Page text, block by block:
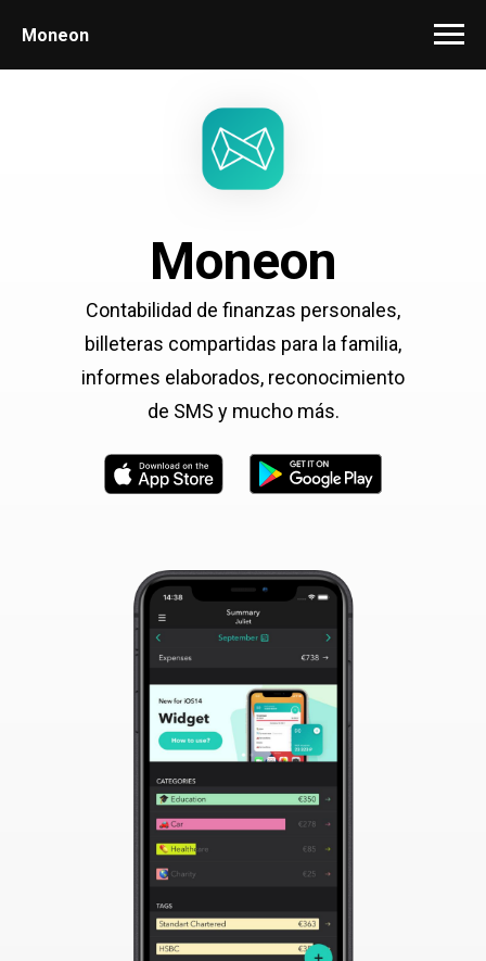
Moneon
Contabilidad de finanzas personales,
billeteras compartidas para la familia,
informes elaborados, reconocimiento
de SMS y mucho más.
Moneon